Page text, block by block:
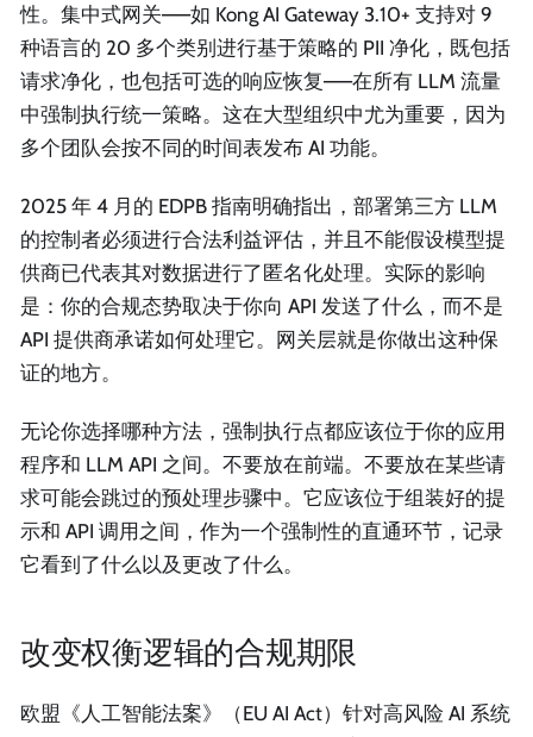
性。集中式网关——如 Kong AI Gateway 3.10+ 支持对 9
种语言的 20 多个类别进行基于策略的 PII 净化，既包括
请求净化，也包括可选的响应恢复——在所有 LLM 流量
中强制执行统一策略。这在大型组织中尤为重要，因为
多个团队会按不同的时间表发布 AI 功能。
2025 年 4 月的 EDPB 指南明确指出，部署第三方 LLM
的控制者必须进行合法利益评估，并且不能假设模型提
供商已代表其对数据进行了匿名化处理。实际的影响
是：你的合规态势取决于你向 API 发送了什么，而不是
API 提供商承诺如何处理它。网关层就是你做出这种保
证的地方。
无论你选择哪种方法，强制执行点都应该位于你的应用
程序和 LLM API 之间。不要放在前端。不要放在某些请
求可能会跳过的预处理步骤中。它应该位于组装好的提
示和 API 调用之间，作为一个强制性的直通环节，记录
它看到了什么以及更改了什么。
改变权衡逻辑的合规期限
欧盟《人工智能法案》（EU AI Act）针对高风险 AI 系统